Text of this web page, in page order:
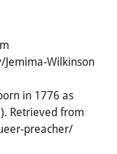
Wilkinson
in 1776 as
Retrieved from
preacher/